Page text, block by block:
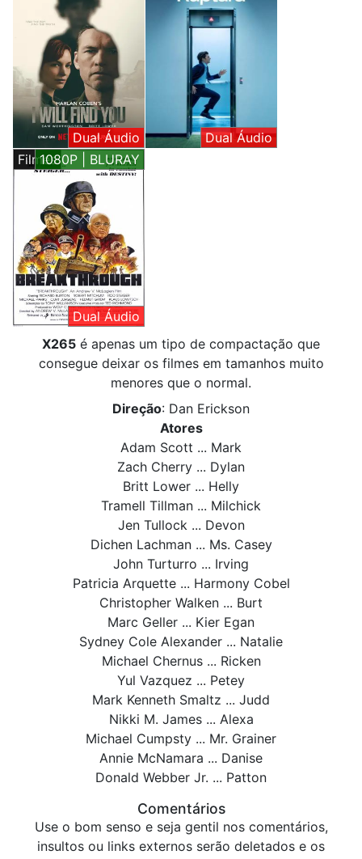
Dual Áudio
Dual Áudio
Filmes1080P | BLURAY
Dual Áudio
X265 é apenas um tipo de compactação que
consegue deixar os filmes em tamanhos muito
menores que o normal.
Direção: Dan Erickson
Atores
Adam Scott ... Mark
Zach Cherry ... Dylan
Britt Lower ... Helly
Tramell Tillman ... Milchick
Jen Tullock ... Devon
Dichen Lachman ... Ms. Casey
John Turturro ... Irving
Patricia Arquette ... Harmony Cobel
Christopher Walken ... Burt
Marc Geller ... Kier Egan
Sydney Cole Alexander ... Natalie
Michael Chernus ... Ricken
Yul Vazquez ... Petey
Mark Kenneth Smaltz ... Judd
Nikki M. James ... Alexa
Michael Cumpsty ... Mr. Grainer
Annie McNamara ... Danise
Donald Webber Jr. ... Patton
Comentários
Use o bom senso e seja gentil nos comentários,
insultos ou links externos serão deletados e os